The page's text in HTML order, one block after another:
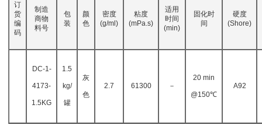
订
货
编
码
制造
商物
料号
包
装
颜
色
密度
(g/ml)
粘度
(mPa.s)
适用
时间
(min)
固化时
间
硬度
(Shore)
DC-1-
4173-
1.5KG
1.5
kg/
罐
灰
色
2.7 61300 －
20 min
@150℃
A92